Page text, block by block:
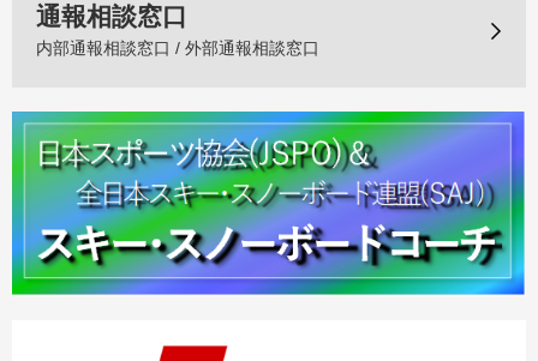
通報相談窓口
内部通報相談窓口 / 外部通報相談窓口